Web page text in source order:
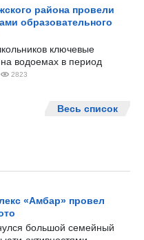
района провели
образовательного
ключевые
водоемах в период
2823
Весь список
«Амбар» провел
большой семейный